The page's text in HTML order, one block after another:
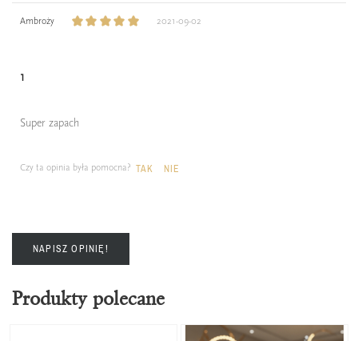
Ambroży 2021-09-02
1
Super zapach
Czy ta opinia była pomocna? TAK NIE
NAPISZ OPINIĘ!
Produkty polecane